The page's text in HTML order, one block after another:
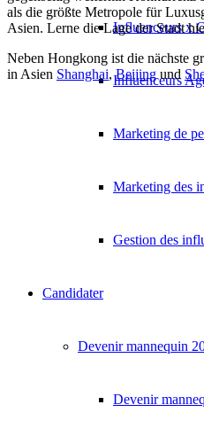
Influenceurs x
Influenceurs
Marketing de
Marketing des
Gestion des
Candidater
Devenir mannequin
Devenir
als die größte Metropole für
Asien. Lerne die Lage der Stadt
Neben Hongkong ist die nächste
in Asien Shanghai,Beijing und